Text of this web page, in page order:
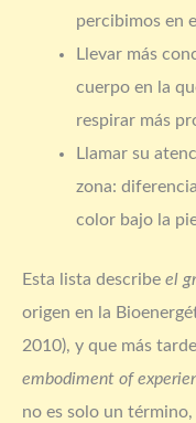
percibimos en
Llevar más
cuerpo en la
respirar más
Llamar su
zona:
color bajo la
Esta lista describe el
origen en la
2010), y que más
embodiment of
no es solo un